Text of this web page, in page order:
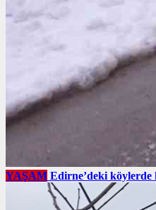
YAŞAM Edirne’deki